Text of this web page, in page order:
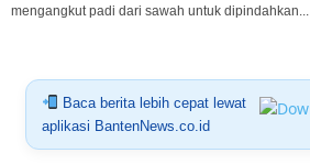
mengangkut padi dari sawah untuk dipindahkan...
Baca berita lebih cepat lewat
aplikasi BantenNews.co.id